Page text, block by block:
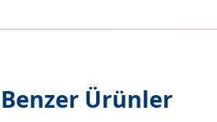
Benzer Ürünler